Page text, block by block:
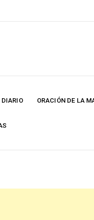
DIARIO ORACIÓN DE LA